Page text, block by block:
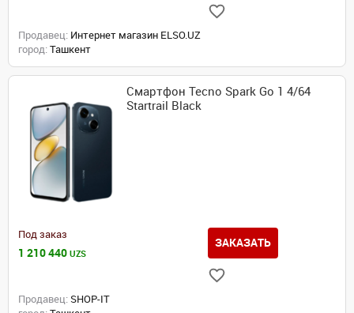
Продавец: Интернет магазин ELSO.UZ
город: Ташкент
Смартфон Tecno Spark Go 1 4/64
Startrail Black
Под заказ
1 210 440 UZS
ЗАКАЗАТЬ
Продавец: SHOP-IT